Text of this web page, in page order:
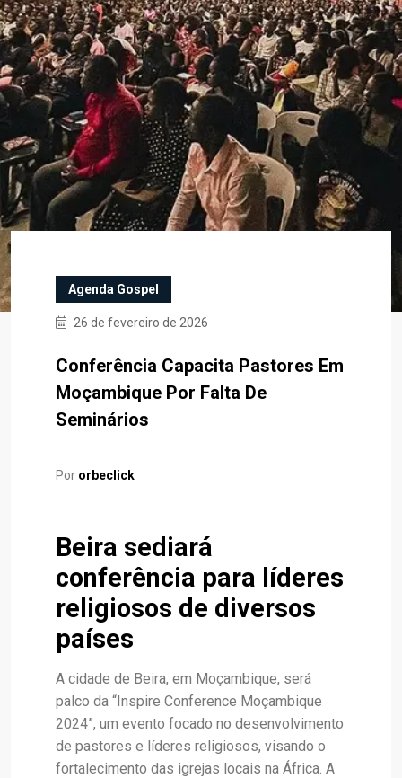
Agenda Gospel
26 de fevereiro de 2026
Conferência Capacita Pastores Em
Moçambique Por Falta De
Seminários
Por orbeclick
Beira sediará
conferência para líderes
religiosos de diversos
países
A cidade de Beira, em Moçambique, será
palco da “Inspire Conference Moçambique
2024”, um evento focado no desenvolvimento
de pastores e líderes religiosos, visando o
fortalecimento das igrejas locais na África. A